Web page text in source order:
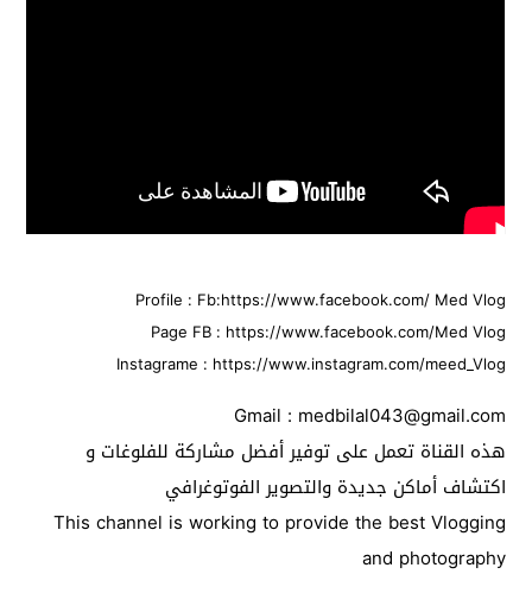
Profile : Fb:https://www.facebook.com/ Med Vlog
Page FB : https://www.facebook.com/Med Vlog
Instagrame : https://www.instagram.com/meed_Vlog
Gmail : medbilal043@gmail.com
هذه القناة تعمل على توفير أفضل مشاركة للفلوغات و
اكتشاف أماكن جديدة والتصوير الفوتوغرافي
This channel is working to provide the best Vlogging
and photography